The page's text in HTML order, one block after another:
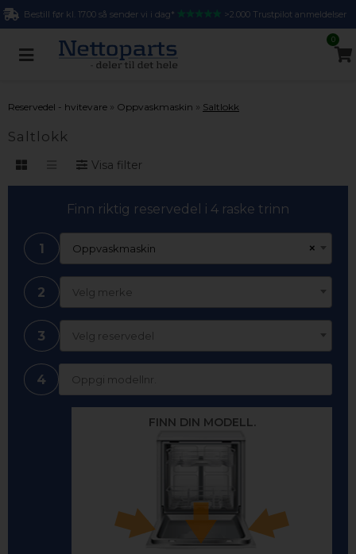
Bestill før kl. 17.00 så sender vi i dag* >2.000 Trustpilot anmeldelser
0
Reservedel - hvitevare » Oppvaskmaskin » Saltlokk
Saltlokk
Visa filter
Finn riktig reservedel i 4 raske trinn
1 ×
Oppvaskmaskin
2 Velg merke
3 Velg reservedel
4
FINN DIN MODELL.